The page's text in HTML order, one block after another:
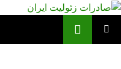
رفتن
نوشته‌ها